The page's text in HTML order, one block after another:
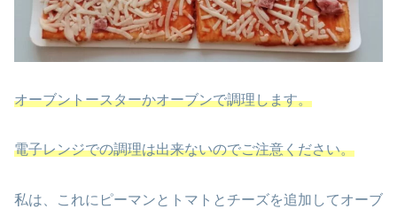
オーブントースターかオーブンで調理します。
電子レンジでの調理は出来ないのでご注意ください。
私は、これにピーマンとトマトとチーズを追加してオーブ